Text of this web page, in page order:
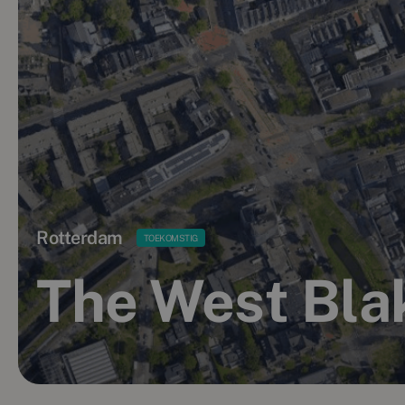
Rotterdam TOEKOMSTIG
The West